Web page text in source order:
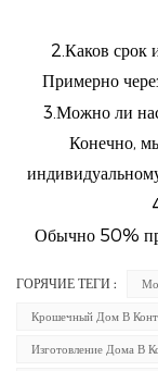
2.Каков срок
Примерно
3.Можно ли
Конечно,
Обычно 50%
ГОРЯЧИЕ ТЕГИ :
Крошечный Дом В
Изготовление Дома В